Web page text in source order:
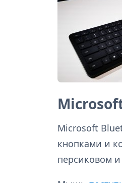
Microsoft
кнопками и
персиковом и